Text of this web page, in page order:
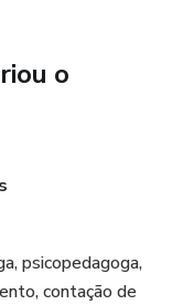
💦📚
o
psicopedagoga,
contação de